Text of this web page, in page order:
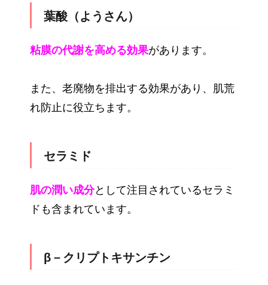
葉酸（ようさん）
粘膜の代謝を高める効果があります。
また、老廃物を排出する効果があり、肌荒
れ防止に役立ちます。
セラミド
肌の潤い成分として注目されているセラミ
ドも含まれています。
β－クリプトキサンチン